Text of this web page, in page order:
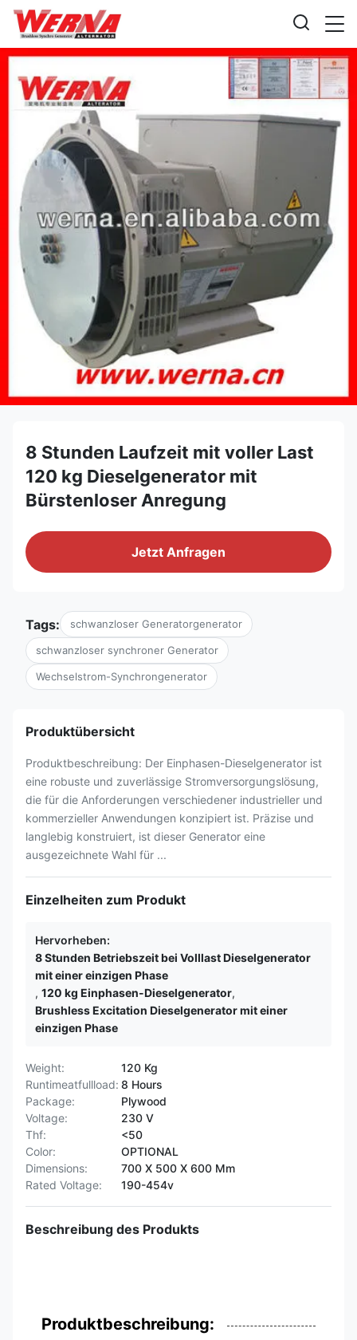
8 Stunden Laufzeit mit voller Last
120 kg Dieselgenerator mit
Bürstenloser Anregung
Jetzt Anfragen
Tags: schwanzloser Generatorgenerator
schwanzloser synchroner Generator
Wechselstrom-Synchrongenerator
Produktübersicht
Produktbeschreibung: Der Einphasen-Dieselgenerator ist
eine robuste und zuverlässige Stromversorgungslösung,
die für die Anforderungen verschiedener industrieller und
kommerzieller Anwendungen konzipiert ist. Präzise und
langlebig konstruiert, ist dieser Generator eine
ausgezeichnete Wahl für ...
Einzelheiten zum Produkt
Hervorheben:
8 Stunden Betriebszeit bei Volllast Dieselgenerator
mit einer einzigen Phase
, 120 kg Einphasen-Dieselgenerator,
Brushless Excitation Dieselgenerator mit einer
einzigen Phase
Weight:
120 Kg
Runtimeatfullload: 8 Hours
Package:
Plywood
Voltage:
230 V
Thf:
<50
Color:
OPTIONAL
Dimensions:
700 X 500 X 600 Mm
Rated Voltage:
190-454v
Beschreibung des Produkts
Produktbeschreibung: